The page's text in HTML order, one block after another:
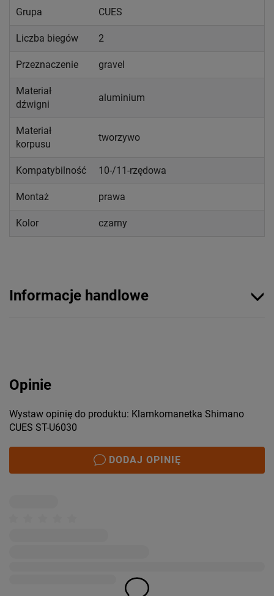
Grupa CUES
Liczba biegów 2
Przeznaczenie gravel
Materiał
dźwigni
aluminium
Materiał
korpusu
tworzywo
Kompatybilność 10-/11-rzędowa
Montaż prawa
Kolor czarny
Informacje handlowe
Opinie
Wystaw opinię do produktu: Klamkomanetka Shimano
CUES ST-U6030
DODAJ OPINIĘ